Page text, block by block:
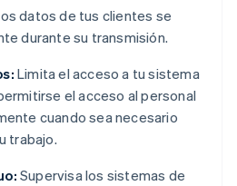
datos de tus clientes se
durante su transmisión.
Limita el acceso a tu sistema
el acceso al personal
cuando sea necesario
trabajo.
Supervisa los sistemas de